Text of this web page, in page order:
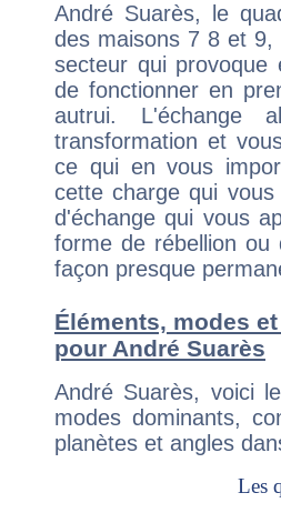
André Suarès, le
des maisons 7 8 et
secteur qui provoque
de fonctionner en
autrui. L'échange
transformation et
ce qui en vous
cette charge qui
d'échange qui vous
forme de rébellion ou
façon presque
Éléments, modes
pour André Suarès
André Suarès, voici
modes dominants,
planètes et angles